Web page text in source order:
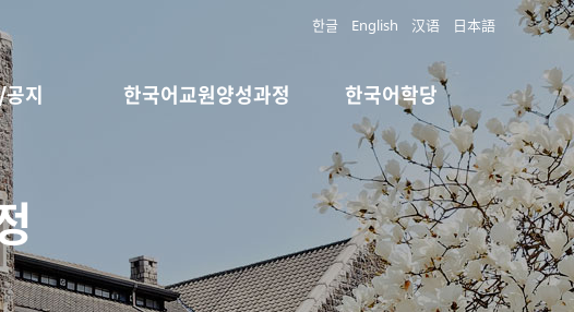
한글 English 汉语 日本語
지 한국어교원양성과정 한국어학당